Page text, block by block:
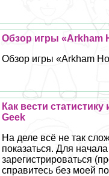
Обзор игры «Arkham
Обзор игры «Arkham
Как вести
Geek
На деле всё не так
показаться. Для
зарегистрироваться
справитесь без моей